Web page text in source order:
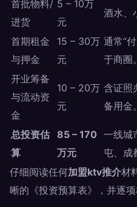
首批物料/
进货
5 – 10万
元
酒水、
首期租金
与押金
15 – 30万
元
通常“
于商圈。
开业筹备
与流动资
金
10 – 20万
元
含证照
备用金。
总投资估
算
85 – 170
万元
一线城
屯、成
仔细阅读任何加盟ktv推介材
晰的《投资预算表》，并逐项